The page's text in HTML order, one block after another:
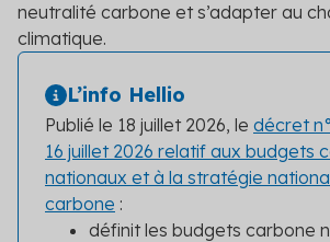
neutralité carbone et s’adapter au
climatique.
L’info Hellio
Publié le 18 juillet 2026, le décret
16 juillet 2026 relatif aux budgets
nationaux et à la stratégie
carbone :
définit les budgets carbone